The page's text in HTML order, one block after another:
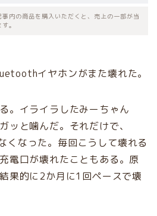
内の商品を購入いただくと、売上の一部が当
。
イヤホンがまた壊れた。
。イライラしたみーちゃん
ッと噛んだ。それだけで、
なった。毎回こうして壊れる
電口が壊れたこともある。原
果的に2か月に1回ペースで壊